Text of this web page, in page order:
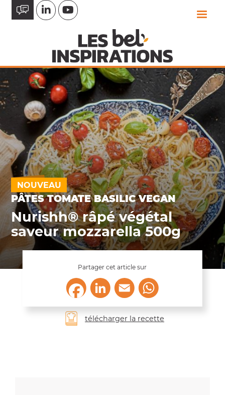
Aller
Partager cet article sur
FacebookLinkedInEmail
NOUVEAU
PÂTES TOMATE BASILIC VEGAN
Nurishh® râpé végétal
saveur mozzarella 500g
télécharger la recette